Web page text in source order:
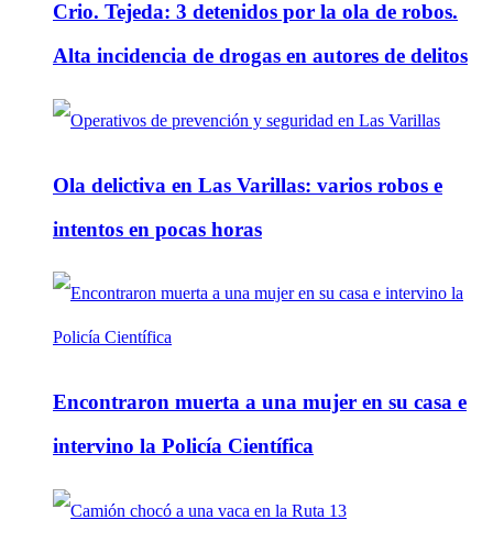
Crio. Tejeda: 3 detenidos por la ola de robos.
Alta incidencia de drogas en autores de delitos
Ola delictiva en Las Varillas: varios robos e
intentos en pocas horas
Encontraron muerta a una mujer en su casa e
intervino la Policía Científica